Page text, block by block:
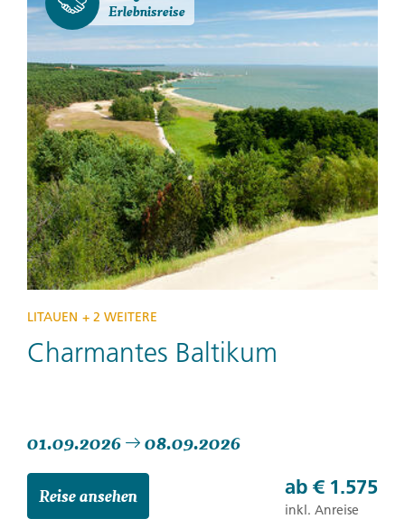
Erlebnisreise
LITAUEN + 2 WEITERE
Charmantes Baltikum
01.09.2026 08.09.2026
Reise ansehen ab € 1.575
inkl. Anreise